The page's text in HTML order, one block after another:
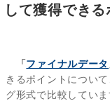
して獲得でき
「 ファイナルデータ
きるポイントについ
グ形式で比較していま